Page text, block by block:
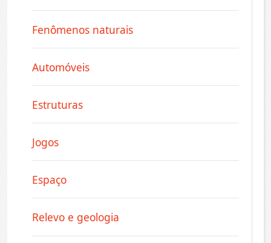
Fenômenos naturais
Automóveis
Estruturas
Jogos
Espaço
Relevo e geologia